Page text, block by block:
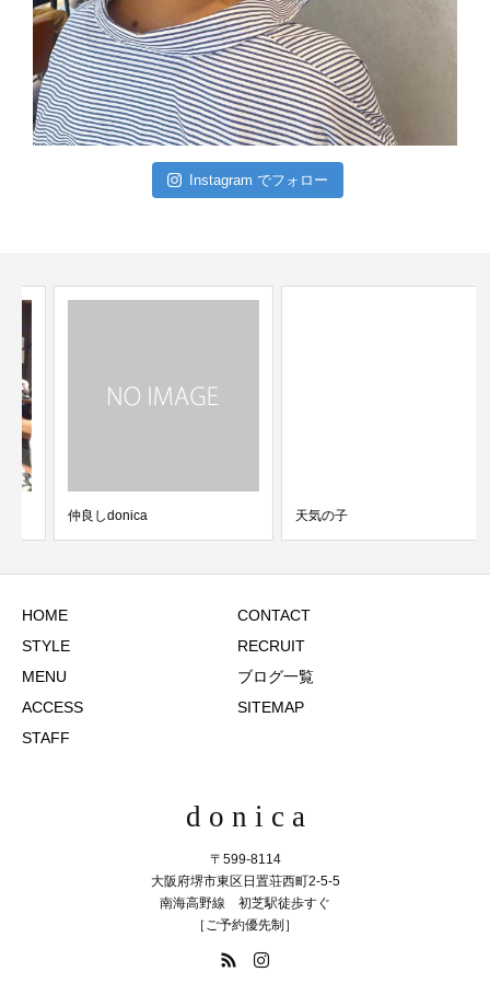
Instagram でフォロー
仲良しdonica 天気の子
HOME
STYLE
MENU
ACCESS
STAFF
CONTACT
RECRUIT
ブログ一覧
SITEMAP
d o n i c a
〒599-8114
大阪府堺市東区日置荘西町2-5-5
南海高野線 初芝駅徒歩すぐ
［ご予約優先制］